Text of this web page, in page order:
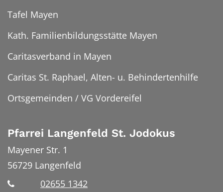
Tafel Mayen
Kath. Familienbildungsstätte Mayen
Caritasverband in Mayen
Caritas St. Raphael, Alten- u. Behindertenhilfe
Ortsgemeinden / VG Vordereifel
Pfarrei Langenfeld St. Jodokus
Mayener Str. 1
56729 Langenfeld
02655 1342